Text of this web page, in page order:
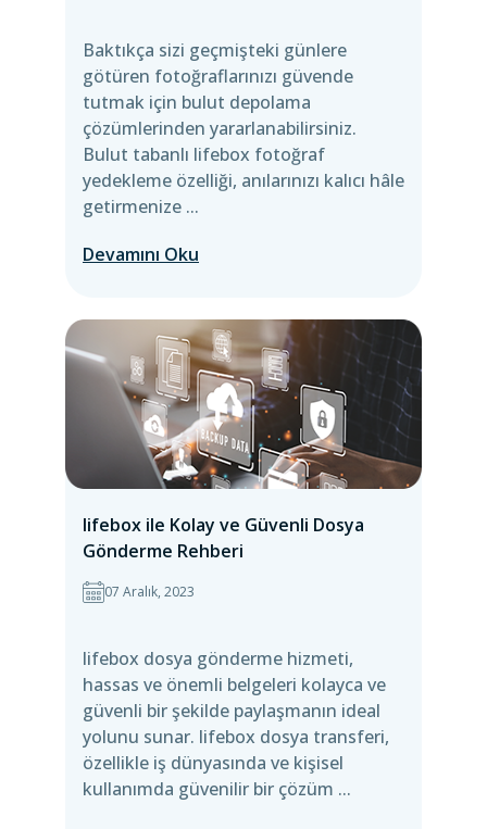
Baktıkça sizi geçmişteki günlere
götüren fotoğraflarınızı güvende
tutmak için bulut depolama
çözümlerinden yararlanabilirsiniz.
Bulut tabanlı lifebox fotoğraf
yedekleme özelliği, anılarınızı kalıcı hâle
getirmenize ...
Devamını Oku
lifebox ile Kolay ve Güvenli Dosya
Gönderme Rehberi
07 Aralık, 2023
lifebox dosya gönderme hizmeti,
hassas ve önemli belgeleri kolayca ve
güvenli bir şekilde paylaşmanın ideal
yolunu sunar. lifebox dosya transferi,
özellikle iş dünyasında ve kişisel
kullanımda güvenilir bir çözüm ...